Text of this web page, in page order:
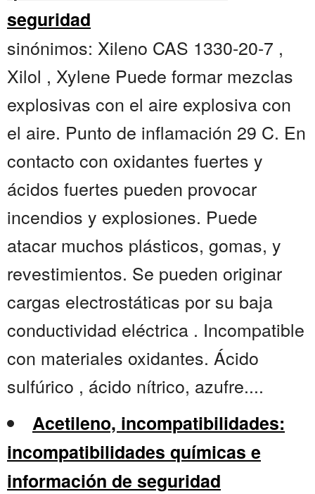
seguridad
sinónimos: Xileno CAS 1330-20-7 ,
Xilol , Xylene Puede formar mezclas
explosivas con el aire explosiva con
el aire. Punto de inflamación 29 C. En
contacto con oxidantes fuertes y
ácidos fuertes pueden provocar
incendios y explosiones. Puede
atacar muchos plásticos, gomas, y
revestimientos. Se pueden originar
cargas electrostáticas por su baja
conductividad eléctrica . Incompatible
con materiales oxidantes. Ácido
sulfúrico , ácido nítrico, azufre....
Acetileno, incompatibilidades:
incompatibilidades químicas e
información de seguridad